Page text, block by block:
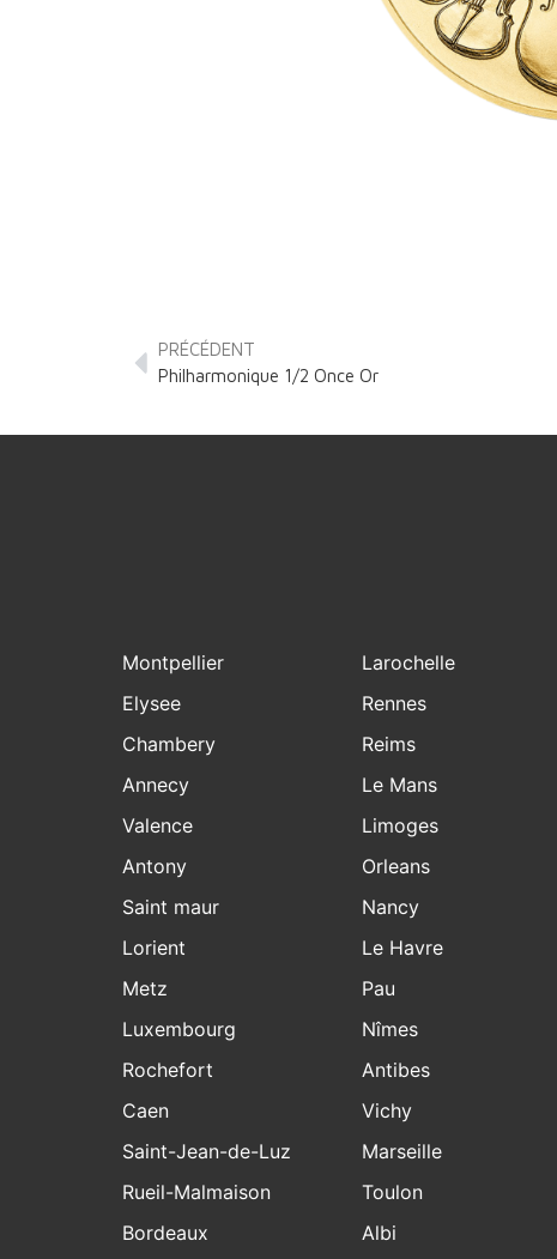
PRÉCÉDENT
Philharmonique 1/2 Once Or
Montpellier
Elysee
Chambery
Annecy
Valence
Antony
Saint maur
Lorient
Metz
Luxembourg
Rochefort
Larochelle
Rennes
Reims
Le Mans
Limoges
Orleans
Nancy
Le Havre
Pau
Nîmes
Antibes
Caen
Saint-Jean-de-Luz
Rueil-Malmaison
Bordeaux
Vichy
Marseille
Toulon
Albi